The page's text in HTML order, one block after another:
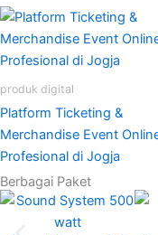
produk digital
Platform Ticketing &
Merchandise Event
Profesional di Jogja
Berbagai Paket